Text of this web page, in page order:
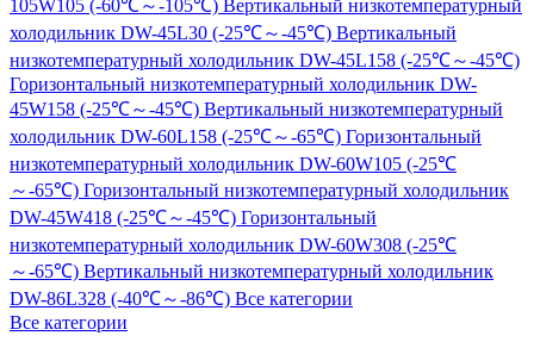
105W105 (-60℃～-105℃) Вертикальный низкотемпературный
холодильник DW-45L30 (-25℃～-45℃) Вертикальный
низкотемпературный холодильник DW-45L158 (-25℃～-45℃)
Горизонтальный низкотемпературный холодильник DW-
45W158 (-25℃～-45℃) Вертикальный низкотемпературный
холодильник DW-60L158 (-25℃～-65℃) Горизонтальный
низкотемпературный холодильник DW-60W105 (-25℃
～-65℃) Горизонтальный низкотемпературный холодильник
DW-45W418 (-25℃～-45℃) Горизонтальный
низкотемпературный холодильник DW-60W308 (-25℃
～-65℃) Вертикальный низкотемпературный холодильник
DW-86L328 (-40℃～-86℃) Все категории
Все категории